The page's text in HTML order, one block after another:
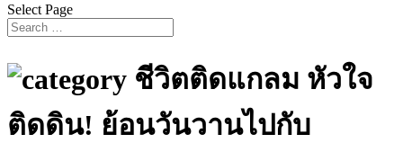
Select Page
ชีวิตติดแกลม หัวใจ
ติดดิน! ย้อนวันวานไปกับ